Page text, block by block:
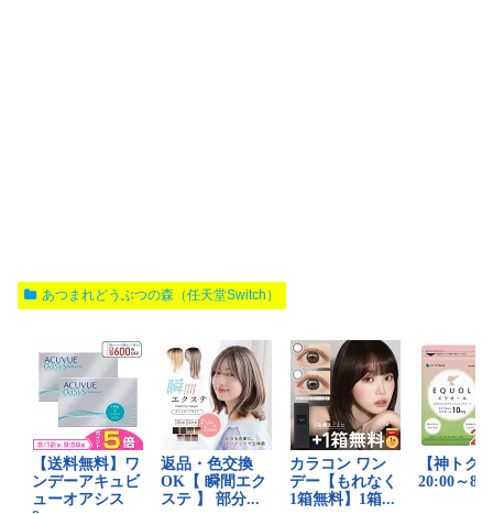
あつまれどうぶつの森（任天堂Switch）